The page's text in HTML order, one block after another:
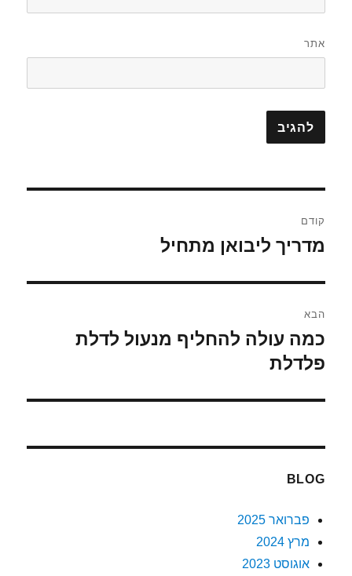
אתר
קודם
הפוסט
מדריך ליבואן מתחיל
הבא
הפוסט
הבא:
כמה עולה להחליף מנעול לדלת
פלדלת
BLOG
פברואר 2025
מרץ 2024
אוגוסט 2023